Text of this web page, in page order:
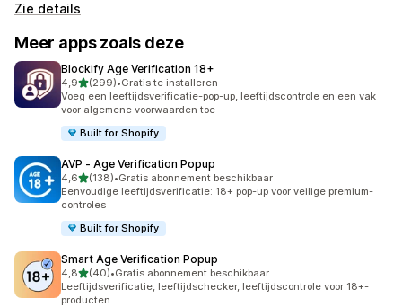
Zie details
Meer apps zoals deze
Blockify Age Verification 18+
4,9van 5 sterren
(299)
299 recensies in totaal
•Gratis te installeren
Voeg een leeftijdsverificatie-pop-up, leeftijdscontrole en een vak
voor algemene voorwaarden toe
Built for Shopify
AVP ‑ Age Verification Popup
4,6van 5 sterren
(138)
138 recensies in totaal
•Gratis abonnement beschikbaar
Eenvoudige leeftijdsverificatie: 18+ pop-up voor veilige premium-
controles
Built for Shopify
Smart Age Verification Popup
4,8van 5 sterren
(40)
40 recensies in totaal
•Gratis abonnement beschikbaar
Leeftijdsverificatie, leeftijdschecker, leeftijdscontrole voor 18+-
producten